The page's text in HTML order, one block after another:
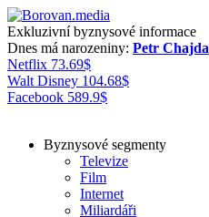
Exkluzivní byznysové informace
Dnes má narozeniny: Petr Chajda
Netflix 73.69$
Walt Disney 104.68$
Facebook 589.9$
Byznysové segmenty
Televize
Film
Internet
Miliardáři